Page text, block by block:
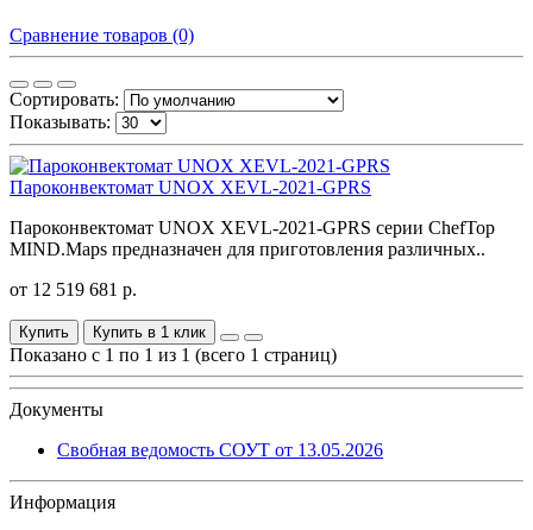
Сравнение товаров (0)
Сортировать:
Показывать:
Пароконвектомат UNOX XEVL-2021-GPRS
Пароконвектомат UNOX XEVL-2021-GPRS серии ChefTop
MIND.Maps предназначен для приготовления различных..
от 12 519 681 р.
Купить Купить в 1 клик
Показано с 1 по 1 из 1 (всего 1 страниц)
Документы
Свобная ведомость СОУТ от 13.05.2026
Информация